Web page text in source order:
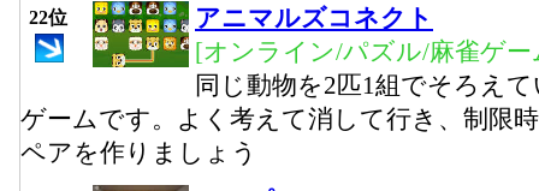
22位
アニマルズコネクト
[オンライン/パズル/麻雀ゲー
同じ動物を2匹1組でそろえ
ゲームです。よく考えて消して行き、制限
ペアを作りましょう